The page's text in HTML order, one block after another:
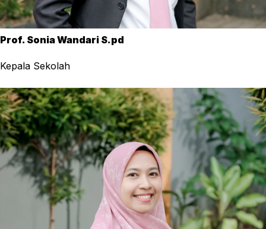
Prof. Sonia Wandari S.pd
Kepala Sekolah